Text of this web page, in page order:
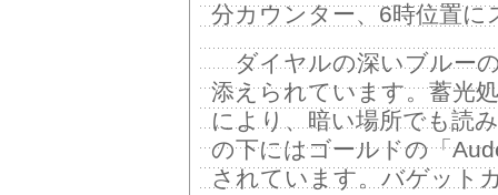
分カウンター、6時位置
ダイヤルの深いブルー
添えられています。蓄光
により、暗い場所でも読
の下にはゴールドの「
されています。バゲット